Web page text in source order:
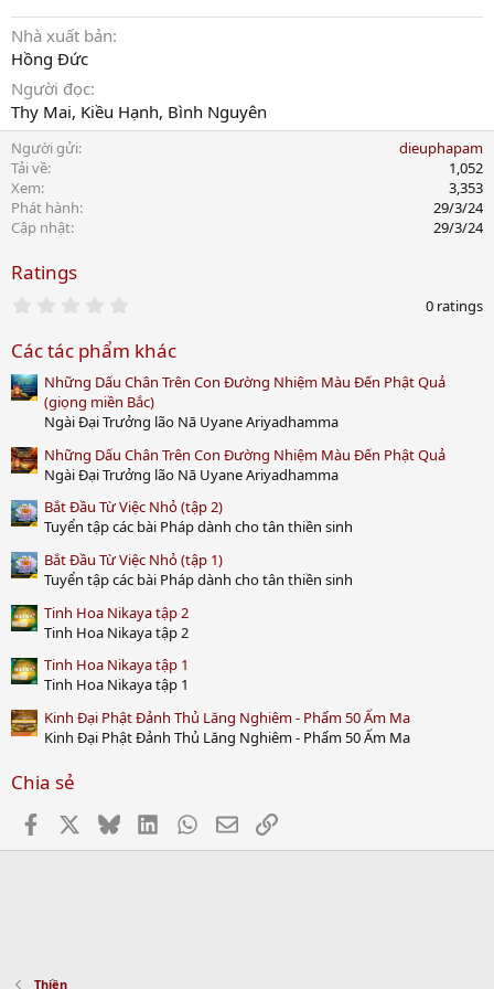
Nhà xuất bản
Hồng Đức
Người đọc
Thy Mai, Kiều Hạnh, Bình Nguyên
Người gửi
dieuphapam
Tải về
1,052
Xem
3,353
Phát hành
29/3/24
Cập nhật
29/3/24
Ratings
0
t
a
r
(
s
)
0 ratings
Các tác phẩm khác
Những Dấu Chân Trên Con Đường Nhiệm Màu Đến Phật Quả
(giọng miền Bắc)
Ngài Đại Trưởng lão Nā Uyane Ariyadhamma
Những Dấu Chân Trên Con Đường Nhiệm Màu Đến Phật Quả
Ngài Đại Trưởng lão Nā Uyane Ariyadhamma
Bắt Đầu Từ Việc Nhỏ (tập 2)
Tuyển tập các bài Pháp dành cho tân thiền sinh
Bắt Đầu Từ Việc Nhỏ (tập 1)
Tuyển tập các bài Pháp dành cho tân thiền sinh
Tinh Hoa Nikaya tập 2
Tinh Hoa Nikaya tập 2
Tinh Hoa Nikaya tập 1
Tinh Hoa Nikaya tập 1
Kinh Đại Phật Đảnh Thủ Lăng Nghiêm - Phẩm 50 Ấm Ma
Kinh Đại Phật Đảnh Thủ Lăng Nghiêm - Phẩm 50 Ấm Ma
Chia sẻ
Facebook BlueskyLinkedInWhatsApp
EmailLink
Thiền